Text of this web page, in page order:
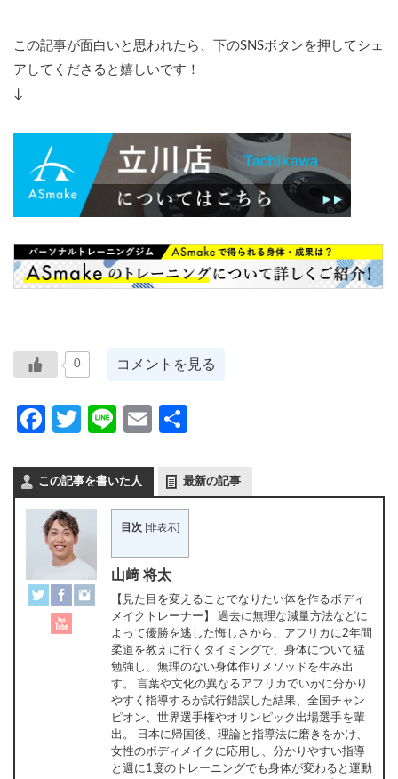
この記事が面白いと思われたら、下のSNSボタンを押してシェ
アしてくださると嬉しいです！
↓
0 コメントを見る
Facebook
Twitter
LineEmail
この記事を書いた人 最新の記事
目次 非表示
山﨑 将太
【見た目を変えることでなりたい体を作るボディ
メイクトレーナー】 過去に無理な減量方法などに
よって優勝を逃した悔しさから、アフリカに2年間
柔道を教えに行くタイミングで、身体について猛
勉強し、無理のない身体作りメソッドを生み出
す。 言葉や文化の異なるアフリカでいかに分かり
やすく指導するか試行錯誤した結果、全国チャン
ピオン、世界選手権やオリンピック出場選手を輩
出。 日本に帰国後、理論と指導法に磨きをかけ、
女性のボディメイクに応用し、分かりやすい指導
と週に1度のトレーニングでも身体が変わると運動